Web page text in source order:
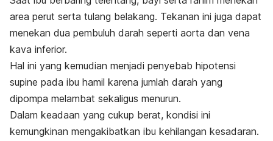
area perut serta tulang belakang. Tekanan ini juga dapat
menekan dua pembuluh darah seperti aorta dan vena
kava inferior.
Hal ini yang kemudian menjadi penyebab hipotensi
supine pada ibu hamil karena jumlah darah yang
dipompa melambat sekaligus menurun.
Dalam keadaan yang cukup berat, kondisi ini
kemungkinan mengakibatkan ibu kehilangan kesadaran.